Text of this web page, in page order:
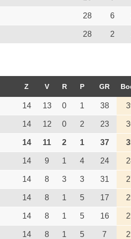
28 6
28 2
Z V R P GR
14 13 0 1 38
14 12 0 2 23
14 11 2 1 37
14 9 1 4 24
14 8 3 3 31
14 8 1 5 17
14 8 1 5 16
14 8 1 5 7